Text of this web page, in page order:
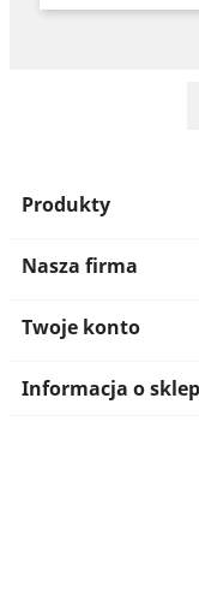
Produkty
Nasza firma
Twoje konto
Informacja o